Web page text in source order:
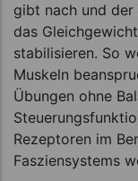
gibt nach und
das
stabilisieren. So
Muskeln
Übungen ohne
Rezeptoren im
Fasziensystems